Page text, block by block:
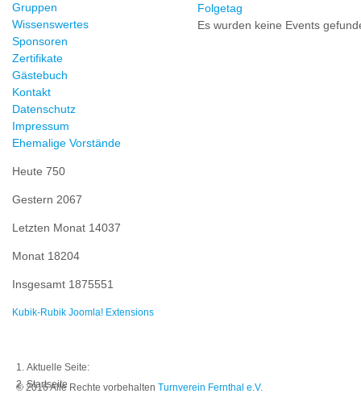
Gruppen
Wissenswertes
Sponsoren
Zertifikate
Gästebuch
Kontakt
Datenschutz
Impressum
Ehemalige Vorstände
Heute 750
Gestern 2067
Letzten Monat 14037
Monat 18204
Insgesamt 1875551
Kubik-Rubik Joomla! Extensions
Folgetag
Es wurden keine Events
Aktuelle Seite:
Startseite
© 2016 Alle Rechte vorbehalten Turnverein Fernthal e.V.